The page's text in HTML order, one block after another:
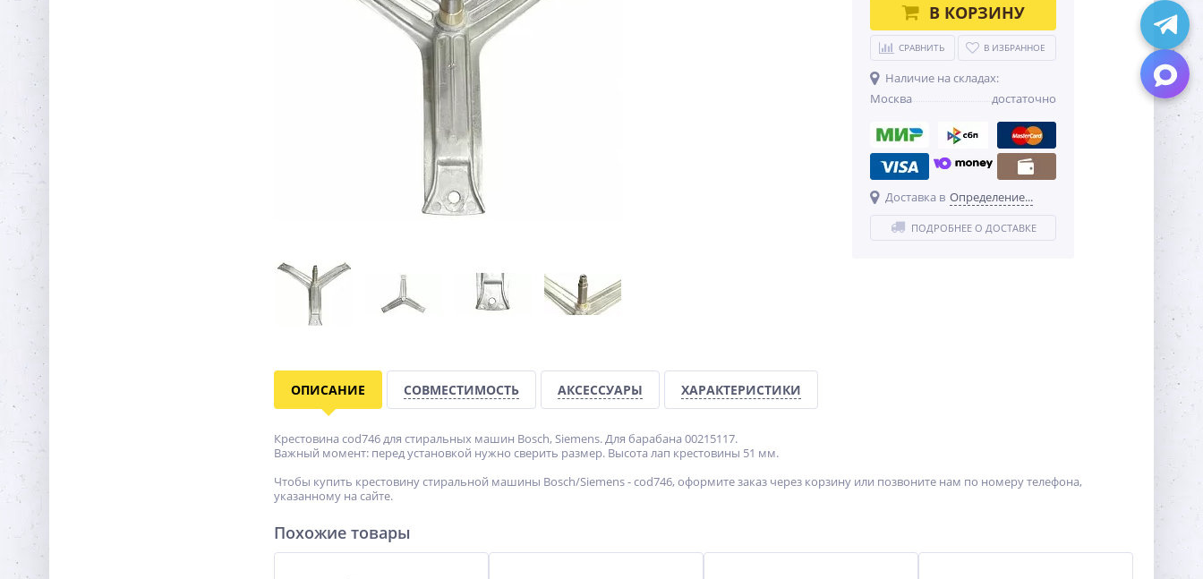
В КОРЗИНУ
СРАВНИТЬ В ИЗБРАННОЕ
Наличие на складах:
Москва
достаточно
Доставка в Определение...
ПОДРОБНЕЕ О ДОСТАВКЕ
ОПИСАНИЕ СОВМЕСТИМОСТЬ АКСЕССУАРЫ ХАРАКТЕРИСТИКИ
Крестовина cod746 для стиральных машин Bosch, Siemens. Для барабана 00215117.
Важный момент: перед установкой нужно сверить размер. Высота лап крестовины 51 мм.
Чтобы купить крестовину стиральной машины Bosch/Siemens - cod746, оформите заказ через корзину или позвоните нам по номеру телефона,
указанному на сайте.
Похожие товары